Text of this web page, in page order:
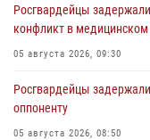
Росгвардейцы
конфликт в
05 августа 2026, 09:30
Росгвардейцы
оппоненту
05 августа 2026, 08:50